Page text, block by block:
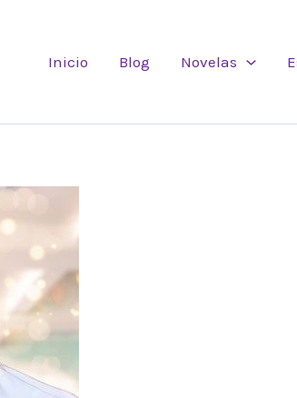
Inicio Blog Novelas